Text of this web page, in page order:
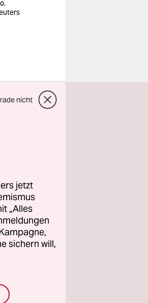
nicht
jetzt
„Alles
sichern will,